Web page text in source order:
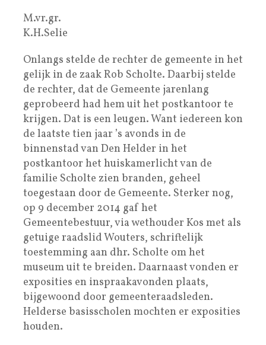
M.vr.gr.
K.H.Selie
Onlangs stelde de rechter de gemeente in het
gelijk in de zaak Rob Scholte. Daarbij stelde
de rechter, dat de Gemeente jarenlang
geprobeerd had hem uit het postkantoor te
krijgen. Dat is een leugen. Want iedereen kon
de laatste tien jaar ’s avonds in de
binnenstad van Den Helder in het
postkantoor het huiskamerlicht van de
familie Scholte zien branden, geheel
toegestaan door de Gemeente. Sterker nog,
op 9 december 2014 gaf het
Gemeentebestuur, via wethouder Kos met als
getuige raadslid Wouters, schriftelijk
toestemming aan dhr. Scholte om het
museum uit te breiden. Daarnaast vonden er
exposities en inspraakavonden plaats,
bijgewoond door gemeenteraadsleden.
Helderse basisscholen mochten er exposities
houden.